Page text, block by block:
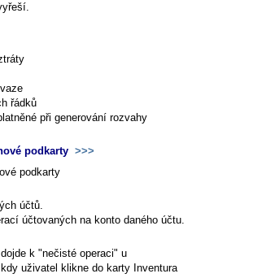
řádků
při generování rozvahy
podkarty >>>
podkarty
účtů.
účtovaných na konto daného účtu.
k "nečisté operaci" u
uživatel klikne do karty Inventura